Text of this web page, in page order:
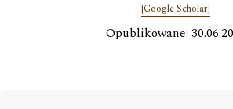
[Google Scholar]
Opublikowane: